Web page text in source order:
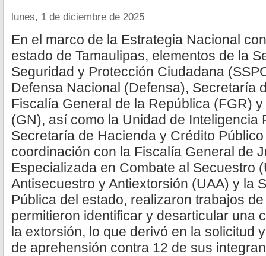
lunes, 1 de diciembre de 2025
En el marco de la Estrategia Nacional
estado de Tamaulipas, elementos de la
Seguridad y Protección Ciudadana
Defensa Nacional (Defensa), Secretaría
Fiscalía General de la República (FGR)
(GN), así como la Unidad de Inteligencia
Secretaría de Hacienda y Crédito
coordinación con la Fiscalía General de
Especializada en Combate al Secuestro
Antisecuestro y Antiextorsión (UAA) y la
Pública del estado, realizaron trabajos
permitieron identificar y desarticular una
la extorsión, lo que derivó en la solicitud
de aprehensión contra 12 de sus